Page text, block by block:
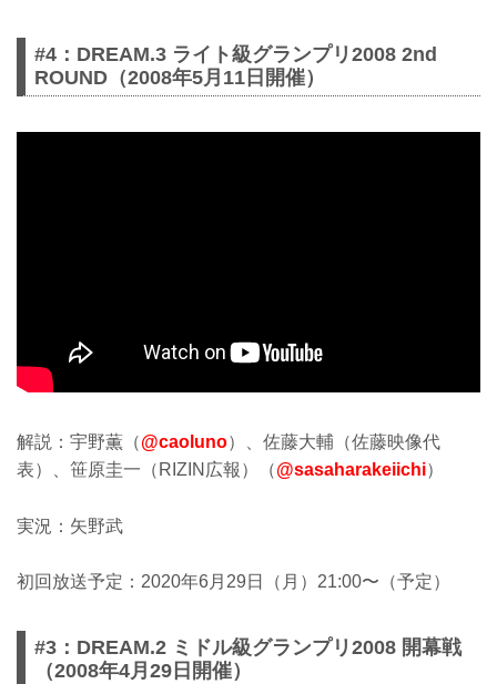
#4：DREAM.3 ライト級グランプリ2008 2nd
ROUND（2008年5月11日開催）
解説：宇野薫（@caoluno）、佐藤大輔（佐藤映像代
表）、笹原圭一（RIZIN広報）（@sasaharakeiichi）
実況：矢野武
初回放送予定：2020年6月29日（月）21:00〜（予定）
#3：DREAM.2 ミドル級グランプリ2008 開幕戦
（2008年4月29日開催）